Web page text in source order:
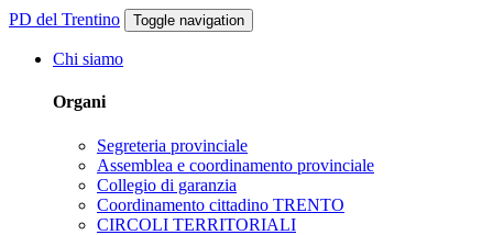
PD del Trentino Toggle navigation
Chi siamo
Organi
Segreteria provinciale
Assemblea e coordinamento provinciale
Collegio di garanzia
Coordinamento cittadino TRENTO
CIRCOLI TERRITORIALI